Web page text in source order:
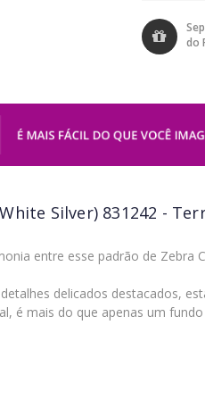
do
Silver) 831242 -
entre esse padrão de
delicados destacados,
é mais do que apenas um